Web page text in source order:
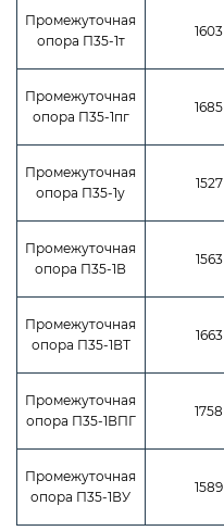
Промежуточная
опора П35-1т
1603
Промежуточная
опора П35-1пг
1685
Промежуточная
опора П35-1у
1527
Промежуточная
опора П35-1В
1563
Промежуточная
опора П35-1ВТ
1663
Промежуточная
опора П35-1ВПГ
1758
Промежуточная
опора П35-1ВУ
1589